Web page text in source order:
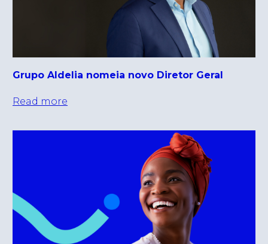
Grupo Aldelia nomeia novo Diretor Geral
Read more